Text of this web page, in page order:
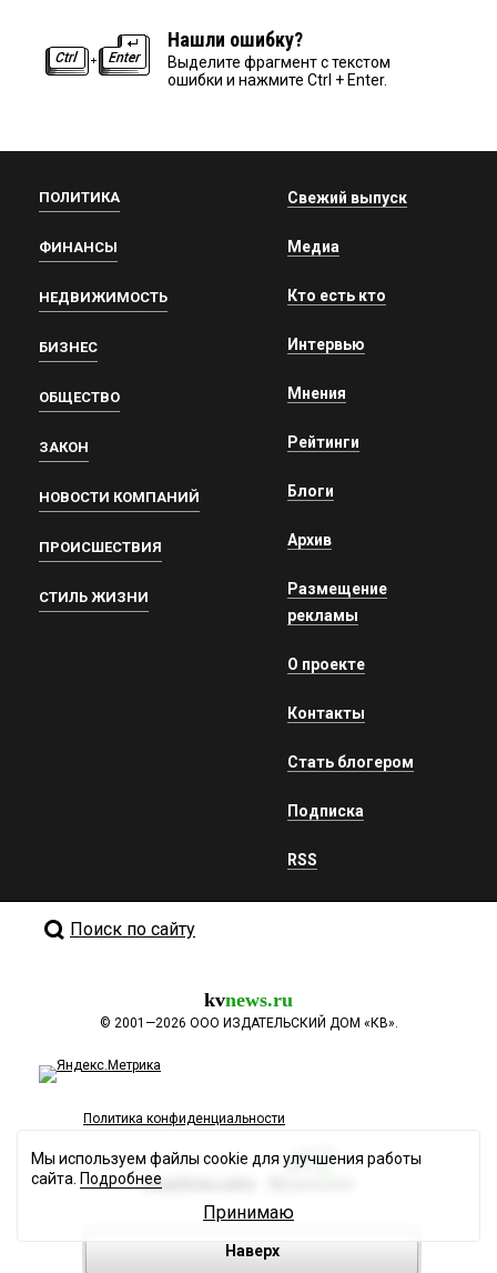
Нашли ошибку?
Выделите фрагмент с текстом
ошибки и нажмите Ctrl + Enter.
ПОЛИТИКА
ФИНАНСЫ
НЕДВИЖИМОСТЬ
БИЗНЕС
ОБЩЕСТВО
ЗАКОН
НОВОСТИ КОМПАНИЙ
ПРОИСШЕСТВИЯ
СТИЛЬ ЖИЗНИ
Свежий выпуск
Медиа
Кто есть кто
Интервью
Мнения
Рейтинги
Блоги
Архив
Размещение
рекламы
О проекте
Контакты
Стать блогером
Подписка
RSS
Поиск по сайту
kvnews.ru
© 2001—2026 ООО ИЗДАТЕЛЬСКИЙ ДОМ «КВ».
Политика конфиденциальности
Разработка сайта
Наверх
Мы используем файлы cookie для улучшения работы
сайта. Подробнее
Принимаю